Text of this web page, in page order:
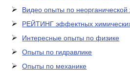
Видео опыты по неорганической
РЕЙТИНГ эффектных
Интересные опыты по физике
Опыты по гидравлике
Опыты по механике